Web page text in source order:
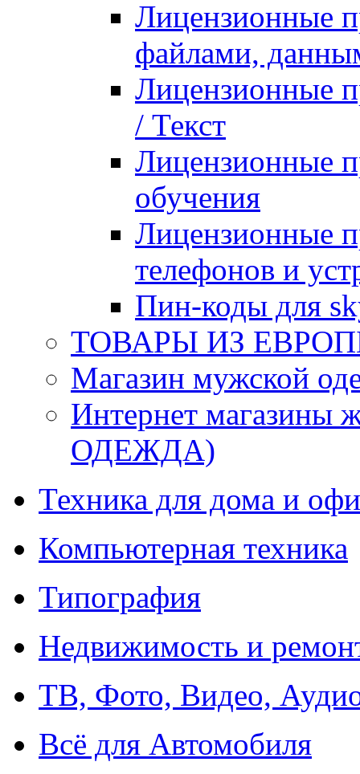
Лицензионные
файлами,
Лицензионные
/ Текст
Лицензионные
обучения
Лицензионные
телефонов и
Пин-коды для
ТОВАРЫ ИЗ
Магазин мужской
Интернет
ОДЕЖДА)
Техника для дома и
Компьютерная техника
Типография
Недвижимость и
ТВ, Фото, Видео,
Всё для Автомобиля